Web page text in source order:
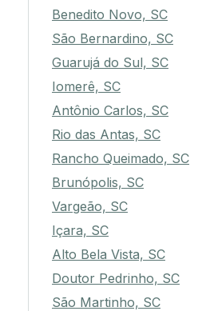
Benedito Novo, SC
São Bernardino, SC
Guarujá do Sul, SC
Iomerê, SC
Antônio Carlos, SC
Rio das Antas, SC
Rancho Queimado, SC
Brunópolis, SC
Vargeão, SC
Içara, SC
Alto Bela Vista, SC
Doutor Pedrinho, SC
São Martinho, SC